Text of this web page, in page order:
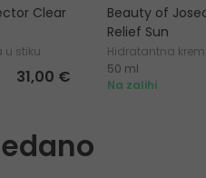
Clear
u stiku
31,00 €
Beauty of
Relief Sun
Hidratantna
za lice
50 ml
Na zalihi